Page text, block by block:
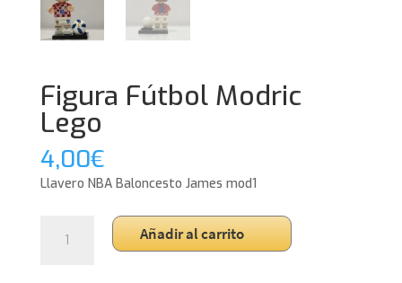
Figura Fútbol Modric
Lego
4,00€
Llavero NBA Baloncesto James mod1
Fútbol
Añadir al carrito